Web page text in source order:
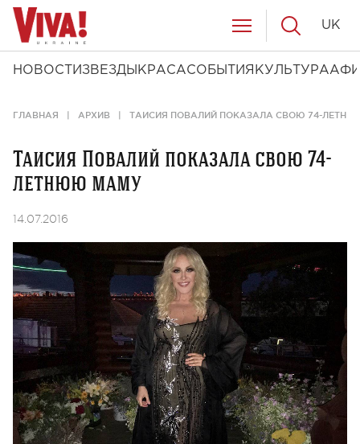
НОВОСТИ ЗВЕЗДЫ КРАСАСОБЫТИЯ КУЛЬТУРА
UK
ГЛАВНАЯ АРХИВ ТАИСИЯ ПОВАЛИЙ ПОКАЗАЛА СВОЮ 74-
Таисия Повалий показала свою 74-
летнюю маму
14.07.2016